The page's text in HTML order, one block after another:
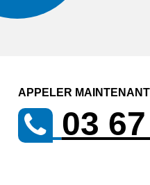
APPELER
03